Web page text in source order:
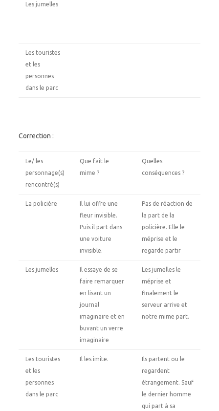
Les jumelles
Les touristes
et les
personnes
dans le parc
Correction :
Le/ les
personnage(s)
rencontré(s)
Que fait le
mime ?
Quelles
conséquences ?
La policière
Il lui offre une
fleur invisible.
Puis il part dans
une voiture
invisible.
Pas de réaction de
la part de la
policière. Elle le
méprise et le
regarde partir
Les jumelles
Il essaye de se
faire remarquer
en lisant un
journal
imaginaire et en
buvant un verre
imaginaire
Les jumelles le
méprise et
finalement le
serveur arrive et
notre mime part.
Les touristes
et les
personnes
dans le parc
Il les imite.
Ils partent ou le
regardent
étrangement. Sauf
le dernier homme
qui part à sa